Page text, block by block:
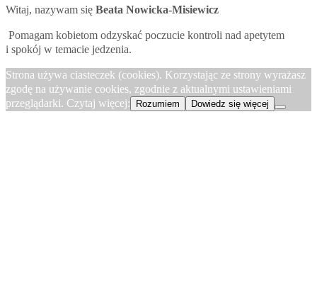
Witaj, nazywam się Beata Nowicka-Misiewicz
Pomagam kobietom odzyskać poczucie kontroli nad apetytem
i spokój w temacie jedzenia.
Strona używa ciasteczek (cookies). Korzystając ze strony wyrażasz
zgodę na używanie cookies, zgodnie z aktualnymi ustawieniami
przeglądarki. Czytaj więcej:
Rozumiem Dowiedz się więcej